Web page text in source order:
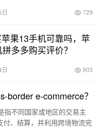
729
果13手机可靠吗，苹
多多购买评价？
903
border e-commerce？
指不同国家或地区的交易主
、结算，并利用跨境物流完